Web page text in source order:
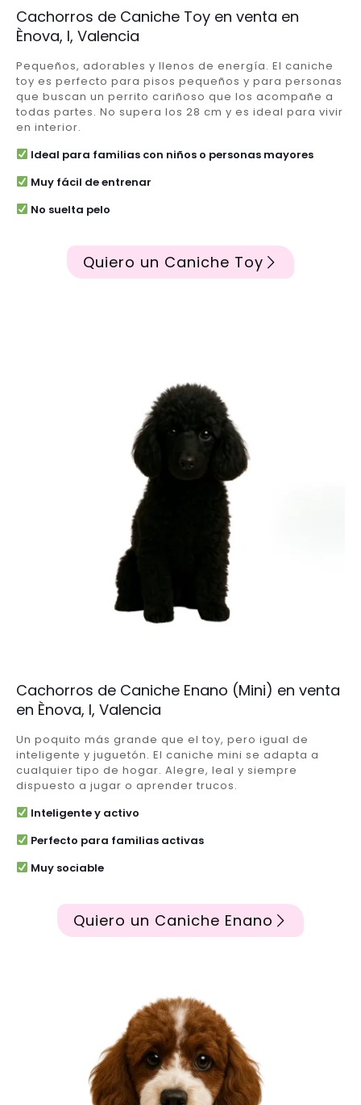
Cachorros de Caniche Toy en venta en
Ènova, l, Valencia
Pequeños, adorables y llenos de energía. El caniche
toy es perfecto para pisos pequeños y para personas
que buscan un perrito cariñoso que los acompañe a
todas partes. No supera los 28 cm y es ideal para vivir
en interior.
Ideal para familias con niños o personas mayores
Muy fácil de entrenar
No suelta pelo
Quiero un Caniche Toy
Cachorros de Caniche Enano (Mini) en venta
en Ènova, l, Valencia
Un poquito más grande que el toy, pero igual de
inteligente y juguetón. El caniche mini se adapta a
cualquier tipo de hogar. Alegre, leal y siempre
dispuesto a jugar o aprender trucos.
Inteligente y activo
Perfecto para familias activas
Muy sociable
Quiero un Caniche Enano